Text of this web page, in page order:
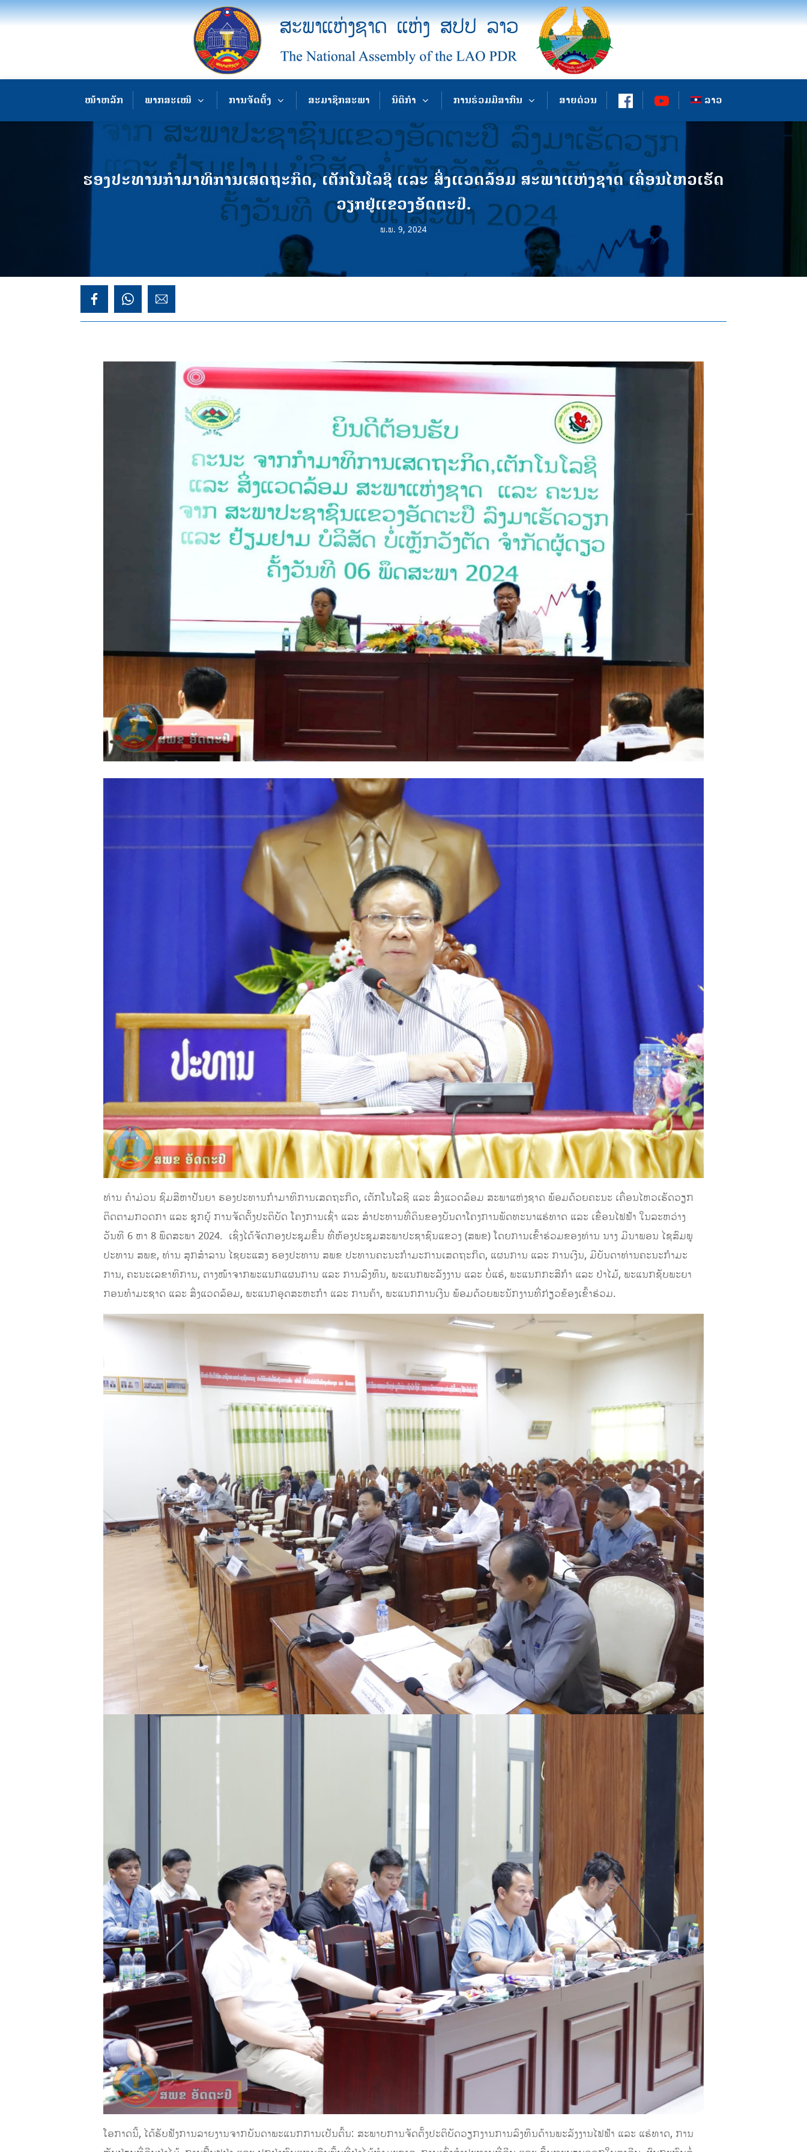
ໜ້າຫລັກ ພາກສະເໜີ ການຈັດຕັ້ງ ສະມາຊິກສະພາ ນິຕິກຳ ການຮ່ວມມືສາກົນ ສາຍດ່ວນ ລາວ
ຮອງປະທານກໍາມາທິການເສດຖະກິດ, ເຕັກໂນໂລຊີ ແລະ ສິ່ງແວດລ້ອມ ສະພາແຫ່ງຊາດ ເຄື່ອນໄຫວເຮັດ
ວຽກຢູ່ແຂວງອັດຕະປື.
ພ.ພ. 9, 2024
ທ່ານ ຄໍາມ່ວນ ຊົມສີຫາປັນຍາ ຮອງປະທານກໍາມາທິການເສດຖະກິດ, ເຕັກໂນໂລຊີ ແລະ ສິ່ງແວດລ້ອມ ສະພາແຫ່ງຊາດ ພ້ອມດ້ວຍຄະນະ ເຄື່ອນໄຫວເຮັດວຽກ
ຕິດຕາມກວດກາ ແລະ ຊຸກຍູ້ ການຈັດຕັ້ງປະຕິບັດ ໂຄງການເຊົ່າ ແລະ ສໍາປະທານທີ່ດິນຂອງບັນດາໂຄງການພັດທະນາແຮ່ທາດ ແລະ ເຂື່ອນໄຟຟ້າ ໃນລະຫວ່າງ
ວັນທີ 6 ຫາ 8 ພຶດສະພາ 2024. ເຊິ່ງໄດ້ຈັດກອງປະຊຸມຂື້ນ ທີ່ຫ້ອງປະຊຸມສະພາປະຊາຊົນແຂວງ (ສພຂ) ໂດຍການເຂົ້າຮ່ວມຂອງທ່ານ ນາງ ມີນາພອນ ໄຊສົມພູ
ປະທານ ສພຂ, ທ່ານ ສຸກສໍາລານ ໄຊຍະແສງ ຮອງປະທານ ສພຂ ປະທານຄະນະກໍາມະການເສດຖະກິດ, ແຜນການ ແລະ ການເງີນ, ມີບັນດາທ່ານຄະນະກໍາມະ
ການ, ຄະນະເລຂາທິການ, ຕາງໜ້າຈາກພະແນກແຜນການ ແລະ ການລົງທຶນ, ພະແນກພະລັງງານ ແລະ ບໍ່ແຮ່, ພະແນກກະສີກໍາ ແລະ ປ່າໄມ້, ພະແນກຊັບພະຍາ
ກອນທໍາມະຊາດ ແລະ ສິ່ງແວດລ້ອມ, ພະແນກອຸດສະຫະກໍາ ແລະ ການຄ້າ, ພະແນກການເງີນ ພ້ອມດ້ວຍພະນັກງານທີ່ກ່ຽວຂ້ອງເຂົ້າຮ່ວມ.
ໂອກາດນີ້, ໄດ້ຮັບຟັງການລາຍງານຈາກບັນດາພະແນກການເປັນຕົ້ນ: ສະພາບການຈັດຕັ້ງປະຕິບັດວຽກງານການລົງທຶນດ້ານພະລັງງານໄຟຟ້າ ແລະ ແຮ່ທາດ, ການ